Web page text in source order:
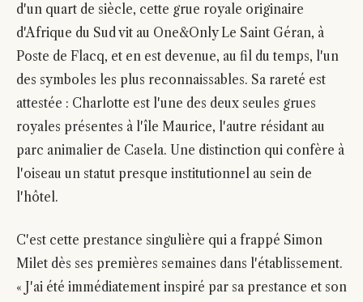
d'un quart de siècle, cette grue royale originaire
d'Afrique du Sud vit au One&Only Le Saint Géran, à
Poste de Flacq, et en est devenue, au fil du temps, l'un
des symboles les plus reconnaissables. Sa rareté est
attestée : Charlotte est l'une des deux seules grues
royales présentes à l'île Maurice, l'autre résidant au
parc animalier de Casela. Une distinction qui confère à
l'oiseau un statut presque institutionnel au sein de
l'hôtel.
C'est cette prestance singulière qui a frappé Simon
Milet dès ses premières semaines dans l'établissement.
« J'ai été immédiatement inspiré par sa prestance et son